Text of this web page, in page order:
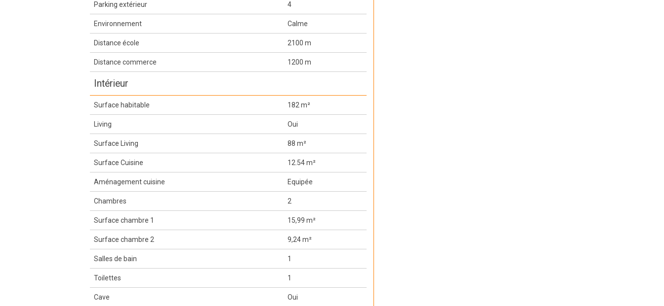
Parking extérieur 4
Environnement Calme
Distance école 2100 m
Distance commerce 1200 m
Intérieur
Surface habitable 182 m²
Living Oui
Surface Living 88 m²
Surface Cuisine 12.54 m²
Aménagement cuisine Equipée
Chambres 2
Surface chambre 1 15,99 m²
Surface chambre 2 9,24 m²
Salles de bain 1
Toilettes 1
Cave Oui